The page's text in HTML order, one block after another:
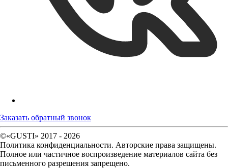
Заказать обратный звонок
©«GUSTI» 2017 - 2026
Политика конфиденциальности. Авторские права защищены.
Полное или частичное воспроизведение материалов сайта без
письменного разрешения запрещено.